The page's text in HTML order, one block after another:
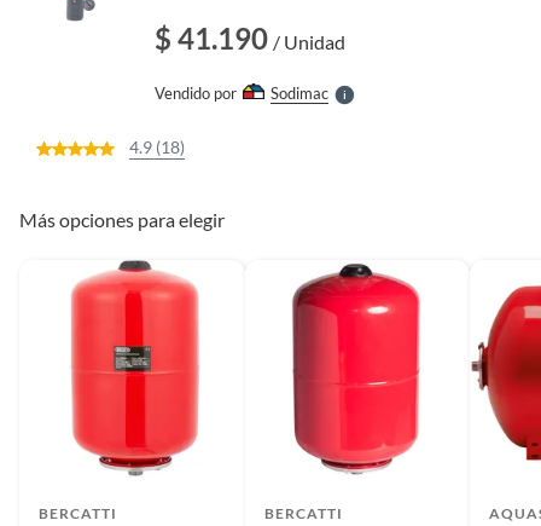
$ 41.190 / Unidad
Vendido por SodimacS
l
4.9 (18)
Más opciones para elegir
BERCATTI BERCATTI